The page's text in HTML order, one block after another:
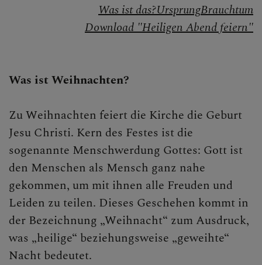
Bibel
Sakramente
Feste der Kirche
Christi Himmelfahrt
Advent
Weihnachten
Aschermittwoch
Was ist das?UrsprungBrauchtum
Download "Heiligen Abend feiern"
Was ist Weihnachten?
Zu Weihnachten feiert die Kirche die Geburt
Jesu Christi. Kern des Festes ist die
sogenannte Menschwerdung Gottes: Gott ist
den Menschen als Mensch ganz nahe
gekommen, um mit ihnen alle Freuden und
Leiden zu teilen. Dieses Geschehen kommt in
der Bezeichnung „Weihnacht“ zum Ausdruck,
was „heilige“ beziehungsweise „geweihte“
Nacht bedeutet.